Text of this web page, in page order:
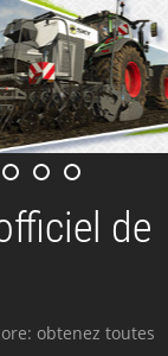
de
obtenez toutes